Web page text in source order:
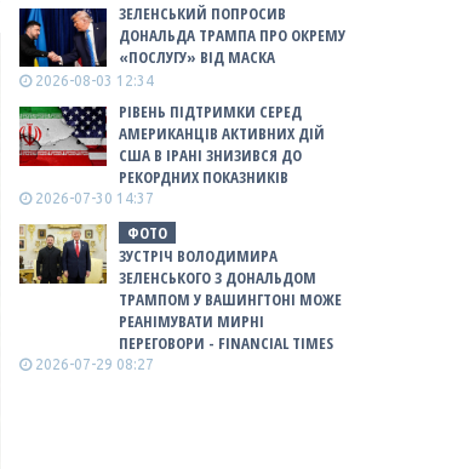
ЗЕЛЕНСЬКИЙ ПОПРОСИВ
ДОНАЛЬДА ТРАМПА ПРО ОКРЕМУ
«ПОСЛУГУ» ВІД МАСКА
2026-08-03 12:34
РІВЕНЬ ПІДТРИМКИ СЕРЕД
АМЕРИКАНЦІВ АКТИВНИХ ДІЙ
США В ІРАНІ ЗНИЗИВСЯ ДО
РЕКОРДНИХ ПОКАЗНИКІВ
2026-07-30 14:37
ФОТО
ЗУСТРІЧ ВОЛОДИМИРА
ЗЕЛЕНСЬКОГО З ДОНАЛЬДОМ
ТРАМПОМ У ВАШИНГТОНІ МОЖЕ
РЕАНІМУВАТИ МИРНІ
ПЕРЕГОВОРИ - FINANCIAL TIMES
2026-07-29 08:27